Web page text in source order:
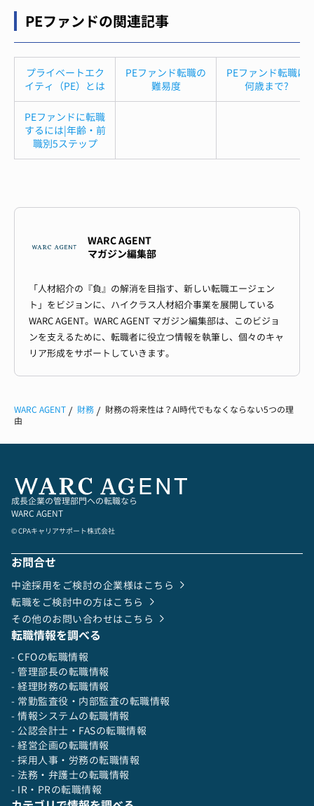
PEファンドの関連記事
プライベートエク
イティ（PE）とは
PEファンド転職の
難易度
PEファンド転職は
何歳まで?
PEファンドに転職
するには|年齢・前
職別5ステップ
WARC AGENT
マガジン編集部
「人材紹介の『負』の解消を目指す、新しい転職エージェン
ト」をビジョンに、ハイクラス人材紹介事業を展開している
WARC AGENT。WARC AGENT マガジン編集部は、このビジョ
ンを支えるために、転職者に役立つ情報を執筆し、個々のキャ
リア形成をサポートしていきます。
WARC AGENT 財務
財務の将来性は？AI時代でもなくならない5つの理
由
成長企業の管理部門への転職なら
WARC AGENT
© CPAキャリアサポート株式会社
お問合せ
中途採用をご検討の企業様はこちら
転職をご検討中の方はこちら
その他のお問い合わせはこちら
転職情報を調べる
- CFOの転職情報
- 管理部長の転職情報
- 経理財務の転職情報
- 常勤監査役・内部監査の転職情報
- 情報システムの転職情報
- 公認会計士・FASの転職情報
- 経営企画の転職情報
- 採用人事・労務の転職情報
- 法務・弁護士の転職情報
- IR・PRの転職情報